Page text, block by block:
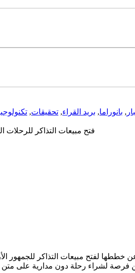
, بانوراما, بريد القراء, تحقيقات,
فتح مبيعات التذاكر للرحلات
فرصة لشراء رحلة دون مدارية على متن